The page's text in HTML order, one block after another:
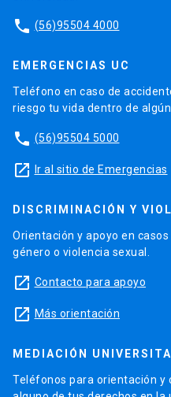
phone (56)95504 4000
EMERGENCIAS UC
Teléfono en caso de
riesgo tu vida dentro de
phone (56)95504 5000
launch Ir al sitio de Emergencias
DISCRIMINACIÓN Y
Orientación y apoyo en
género o violencia sexual.
launch Contacto para apoyo
launch Más orientación
MEDIACIÓN
Teléfonos para orientación y